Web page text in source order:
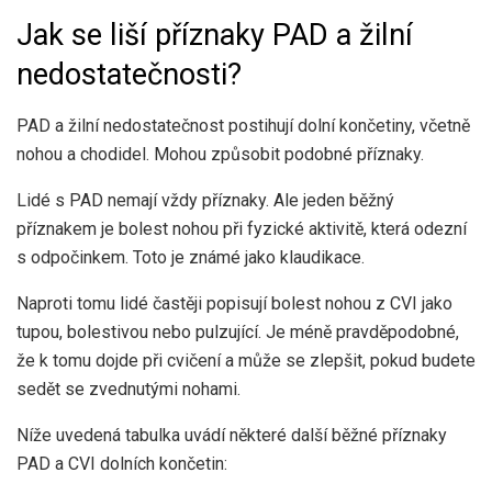
Jak se liší příznaky PAD a žilní
nedostatečnosti?
PAD a žilní nedostatečnost postihují dolní končetiny, včetně
nohou a chodidel. Mohou způsobit podobné příznaky.
Lidé s PAD nemají vždy příznaky. Ale jeden běžný
příznakem je bolest nohou při fyzické aktivitě, která odezní
s odpočinkem. Toto je známé jako klaudikace.
Naproti tomu lidé častěji popisují bolest nohou z CVI jako
tupou, bolestivou nebo pulzující. Je méně pravděpodobné,
že k tomu dojde při cvičení a může se zlepšit, pokud budete
sedět se zvednutými nohami.
Níže uvedená tabulka uvádí některé další běžné příznaky
PAD a CVI dolních končetin: